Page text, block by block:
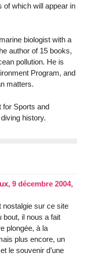
of which will appear in
biologist with a
author of 15 books,
pollution. He is
Program, and
matters.
for Sports and
history.
9 décembre 2004,
nostalgie sur ce site
bout, il nous a fait
plongée, à la
plus encore, un
le souvenir d’une